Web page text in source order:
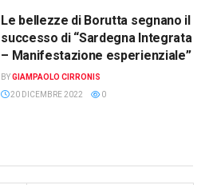
Le bellezze di Borutta segnano il
successo di “Sardegna Integrata
– Manifestazione esperienziale”
BYGIAMPAOLO CIRRONIS
20 DICEMBRE 2022
0